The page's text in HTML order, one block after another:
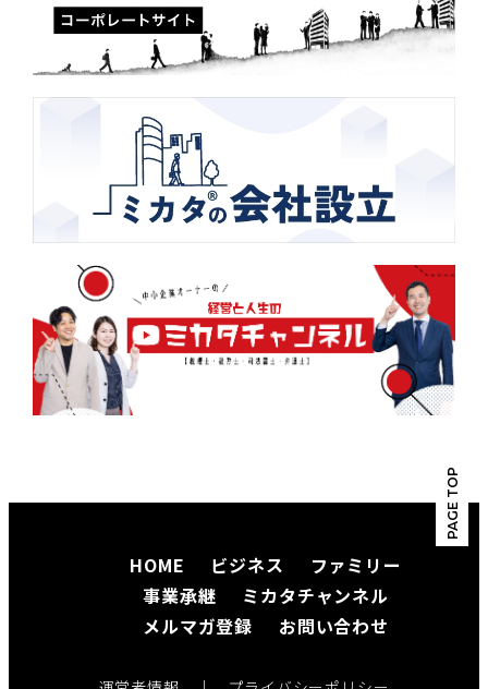
PAGE TOP
HOME ビジネス
ファミリー
事業承継
ミカタチャンネル
メルマガ登録
お問い合わせ